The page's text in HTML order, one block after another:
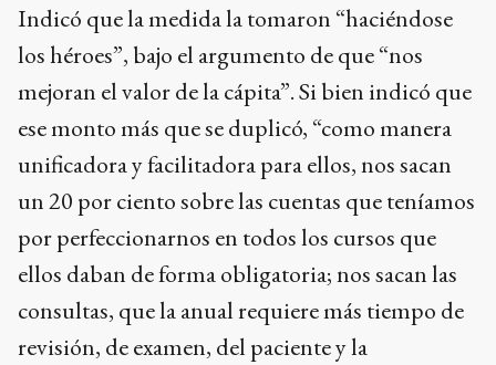
Indicó que la medida la tomaron “haciéndose
los héroes”, bajo el argumento de que “nos
mejoran el valor de la cápita”. Si bien indicó que
ese monto más que se duplicó, “como manera
unificadora y facilitadora para ellos, nos sacan
un 20 por ciento sobre las cuentas que teníamos
por perfeccionarnos en todos los cursos que
ellos daban de forma obligatoria; nos sacan las
consultas, que la anual requiere más tiempo de
revisión, de examen, del paciente y la